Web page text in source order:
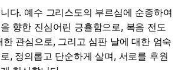
다. 예수 그리스도의 부르심에 순종하여
향한 진심어린 긍휼함으로, 복음 전도
관심으로, 그리고 심판 날에 대한 엄숙
, 정의롭고 단순하게 살며, 서로를 후원